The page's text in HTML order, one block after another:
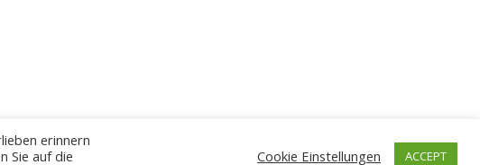
erinnern
Sie auf die
Cookie Einstellungen ACCEPT